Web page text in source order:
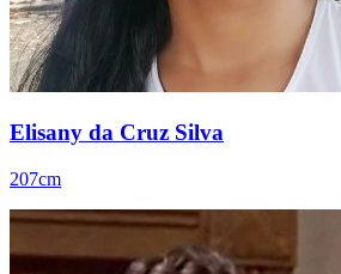
Elisany da Cruz Silva
207cm